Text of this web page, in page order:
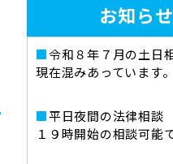
お知らせ